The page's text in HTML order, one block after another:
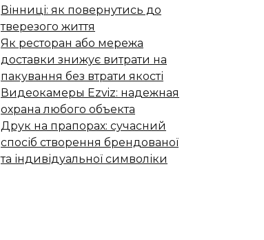
Вінниці: як повернутись до
тверезого життя
Як ресторан або мережа
доставки знижує витрати на
пакування без втрати якості
Видеокамеры Ezviz: надежная
охрана любого объекта
Друк на прапорах: сучасний
спосіб створення брендованої
та індивідуальної символіки